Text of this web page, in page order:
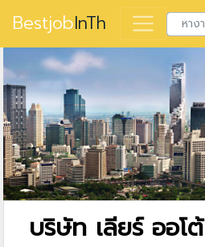
BestjobInTh
บริษัท เลียร์ ออโต้